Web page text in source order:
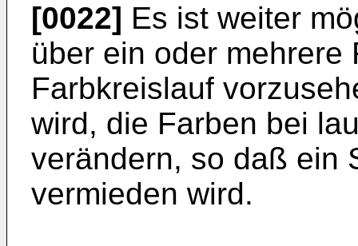
[0022] Es ist weiter
über ein oder mehrere
Farbkreislauf
wird, die Farben bei
verändern, so daß ein
vermieden wird.